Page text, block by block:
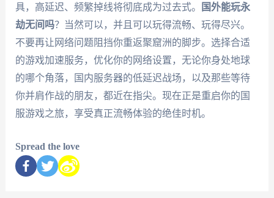
具，高延迟、频繁掉线将彻底成为过去式。
国外能玩永
劫无间吗？当然可以，并且可以玩得流畅、玩得尽兴。
不要再让网络问题阻挡你重返聚窟洲的脚步。选择合适
的游戏加速服务，优化你的网络设置，无论你身处地球
的哪个角落，国内服务器的低延迟战场，以及那些等待
你并肩作战的朋友，都近在指尖。现在正是重启你的国
服游戏之旅，享受真正流畅体验的绝佳时机。
Spread the love